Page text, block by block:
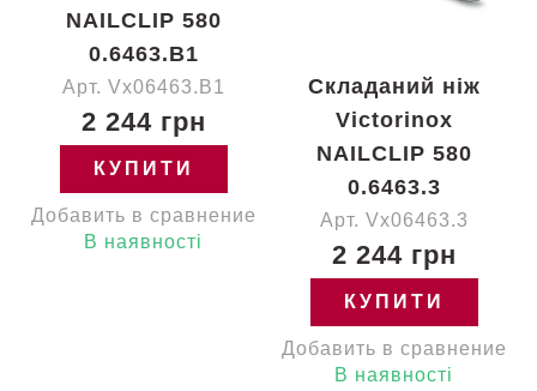
NAILCLIP 580
0.6463.B1
Арт. Vx06463.B1
2 244 грн
КУПИТИ
Добавить в сравнение
В наявності
Складаний ніж
Victorinox
NAILCLIP 580
0.6463.3
Арт. Vx06463.3
2 244 грн
КУПИТИ
Добавить в сравнение
В наявності